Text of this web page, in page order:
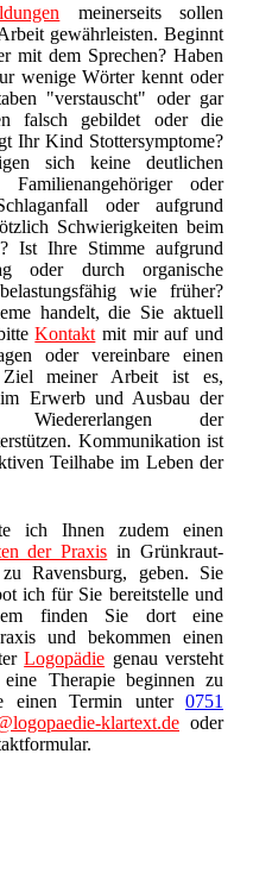
meinerseits sollen
gewährleisten. Beginnt
mit dem Sprechen? Haben
wenige Wörter kennt oder
"verstauscht" oder gar
falsch gebildet oder die
Ihr Kind Stottersymptome?
sich keine deutlichen
oder
oder aufgrund
Schwierigkeiten beim
Ist Ihre Stimme aufgrund
oder durch organische
wie früher?
handelt, die Sie aktuell
Kontakt mit mir auf und
oder vereinbare einen
meiner Arbeit ist es,
Erwerb und Ausbau der
der
Kommunikation ist
Teilhabe im Leben der
ich Ihnen zudem einen
der Praxis in Grünkraut-
Ravensburg, geben. Sie
ich für Sie bereitstelle und
finden Sie dort eine
und bekommen einen
Logopädie genau versteht
Therapie beginnen zu
einen Termin unter 0751
klartext.de oder